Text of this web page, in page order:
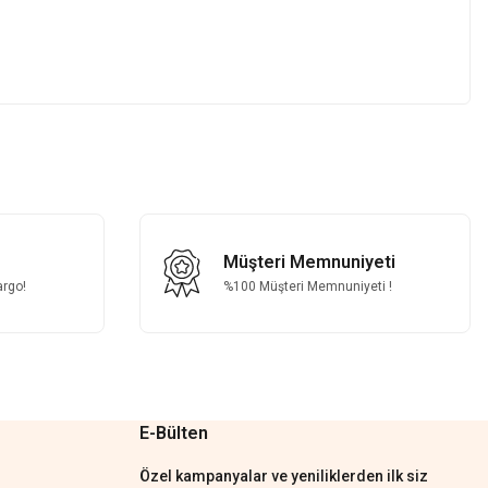
Müşteri Memnuniyeti
%100 Müşteri Memnuniyeti !
E-Bülten
Özel kampanyalar ve yeniliklerden ilk siz